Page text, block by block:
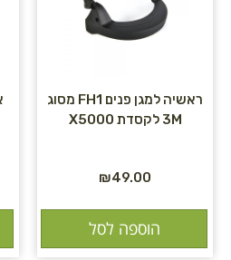
ראשיה למגן פנים FH1 מסוג
3M לקסדת X5000
₪49.00
הוספה לסל